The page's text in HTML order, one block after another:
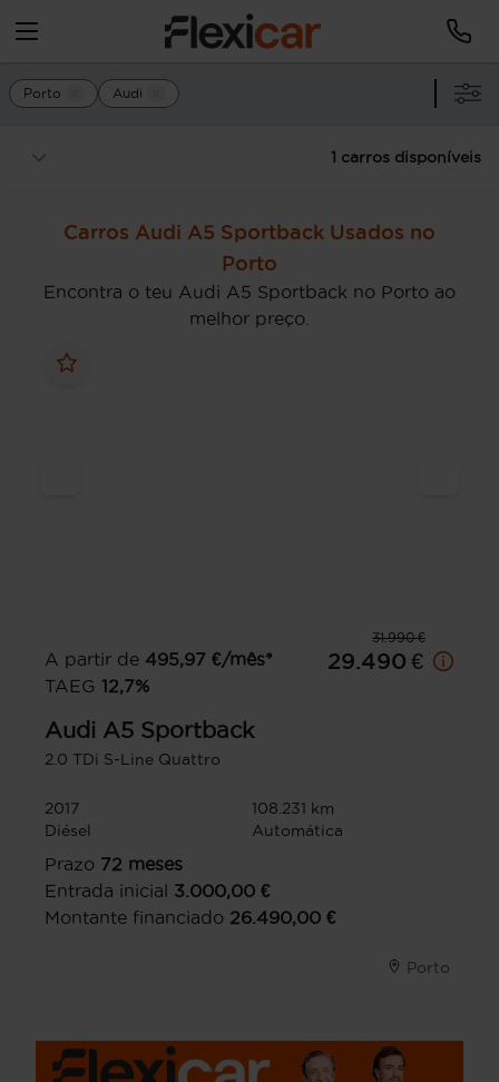
Porto Audi
1 carros disponíveis
Carros Audi A5 Sportback Usados no
Porto
Encontra o teu Audi A5 Sportback no Porto ao
melhor preço.
31.990 €
A partir de 495,97 €/mês*
TAEG 12,7%
29.490 €
Audi A5 Sportback
2.0 TDi S-Line Quattro
2017
108.231 km
Diésel
Automática
Prazo 72 meses
Entrada inicial 3.000,00 €
Montante financiado 26.490,00 €
Porto